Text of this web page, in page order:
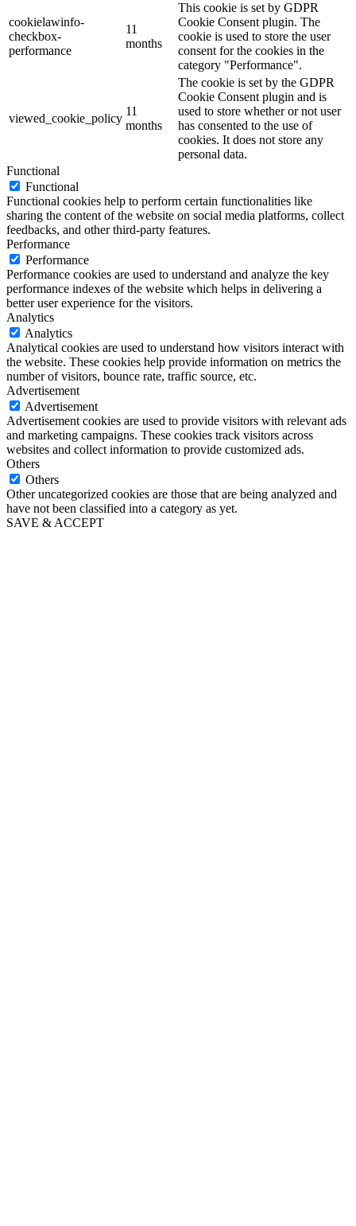
cookielawinfo-
checkbox-
performance
11
months
This cookie is set by GDPR
Cookie Consent plugin. The
cookie is used to store the user
consent for the cookies in the
category "Performance".
viewed_cookie_policy
11
months
The cookie is set by the GDPR
Cookie Consent plugin and is
used to store whether or not user
has consented to the use of
cookies. It does not store any
personal data.
Functional
Functional
Functional cookies help to perform certain functionalities like
sharing the content of the website on social media platforms, collect
feedbacks, and other third-party features.
Performance
Performance
Performance cookies are used to understand and analyze the key
performance indexes of the website which helps in delivering a
better user experience for the visitors.
Analytics
Analytics
Analytical cookies are used to understand how visitors interact with
the website. These cookies help provide information on metrics the
number of visitors, bounce rate, traffic source, etc.
Advertisement
Advertisement
Advertisement cookies are used to provide visitors with relevant ads
and marketing campaigns. These cookies track visitors across
websites and collect information to provide customized ads.
Others
Others
Other uncategorized cookies are those that are being analyzed and
have not been classified into a category as yet.
SAVE & ACCEPT